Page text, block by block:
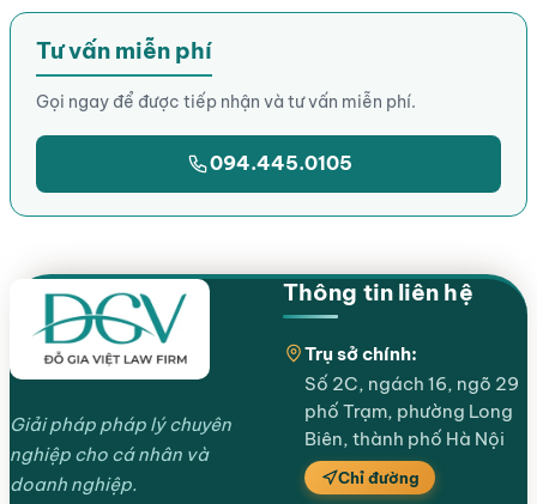
Tư vấn miễn phí
Gọi ngay để được tiếp nhận và tư vấn miễn phí.
094.445.0105
Giải pháp pháp lý chuyên
nghiệp cho cá nhân và
doanh nghiệp.
Thông tin liên hệ
Trụ sở chính:
Số 2C, ngách 16, ngõ 29
phố Trạm, phường Long
Biên, thành phố Hà Nội
Chỉ đường